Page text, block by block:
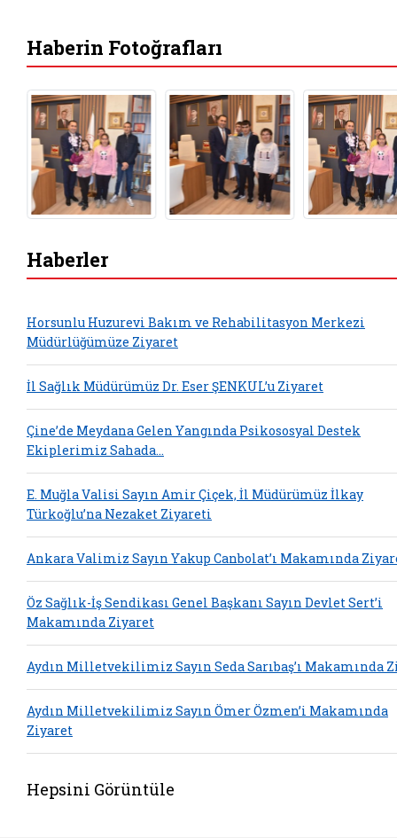
Haberin Fotoğrafları
Haberler
Horsunlu Huzurevi Bakım ve Rehabilitasyon Merkezi
Müdürlüğümüze Ziyaret
İl Sağlık Müdürümüz Dr. Eser ŞENKUL’u Ziyaret
Çine’de Meydana Gelen Yangında Psikososyal Destek
Ekiplerimiz Sahada…
E. Muğla Valisi Sayın Amir Çiçek, İl Müdürümüz İlkay
Türkoğlu’na Nezaket Ziyareti
Ankara Valimiz Sayın Yakup Canbolat’ı Makamında
Öz Sağlık-İş Sendikası Genel Başkanı Sayın Devlet Sert’i
Makamında Ziyaret
Aydın Milletvekilimiz Sayın Seda Sarıbaş’ı Makamında
Aydın Milletvekilimiz Sayın Ömer Özmen’i Makamında
Ziyaret
Hepsini Görüntüle